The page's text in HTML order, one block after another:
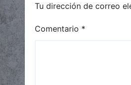
Tu dirección de correo
Comentario *